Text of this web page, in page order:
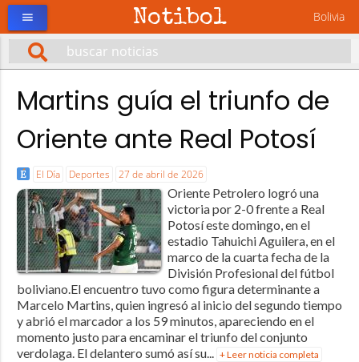
Notibol Bolivia
menu
Martins guía el triunfo de
Oriente ante Real Potosí
El Día Deportes 27 de abril de 2026
Oriente Petrolero logró una
victoria por 2-0 frente a Real
Potosí este domingo, en el
estadio Tahuichi Aguilera, en el
marco de la cuarta fecha de la
División Profesional del fútbol
boliviano.El encuentro tuvo como figura determinante a
Marcelo Martins, quien ingresó al inicio del segundo tiempo
y abrió el marcador a los 59 minutos, apareciendo en el
momento justo para encaminar el triunfo del conjunto
verdolaga. El delantero sumó así su... + Leer noticia completa